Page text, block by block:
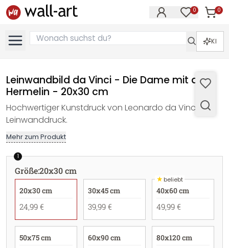
0 0
KI
Leinwandbild da Vinci - Die Dame mit dem
Hermelin - 20x30 cm
Hochwertiger Kunstdruck von Leonardo da Vinci als
Leinwanddruck.
Mehr zum Produkt
1
Größe:20x30 cm
20x30 cm
24,99 €
30x45 cm
39,99 €
★beliebt
40x60 cm
49,99 €
50x75 cm 60x90 cm 80x120 cm